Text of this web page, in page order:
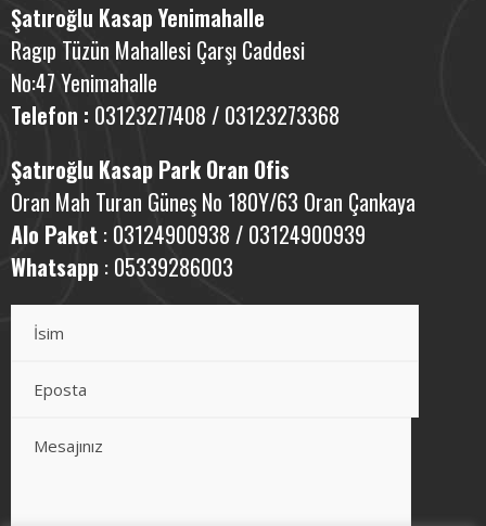
Şatıroğlu Kasap Yenimahalle
Ragıp Tüzün Mahallesi Çarşı Caddesi
No:47 Yenimahalle
Telefon : 03123277408 / 03123273368
Şatıroğlu Kasap Park Oran Ofis
Oran Mah Turan Güneş No 180Y/63 Oran Çankaya
Alo Paket : 03124900938 / 03124900939
Whatsapp : 05339286003